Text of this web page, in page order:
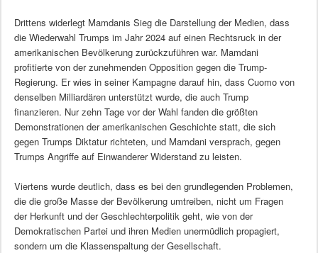
Drittens widerlegt Mamdanis Sieg die Darstellung der Medien, dass
die Wiederwahl Trumps im Jahr 2024 auf einen Rechtsruck in der
amerikanischen Bevölkerung zurückzuführen war. Mamdani
profitierte von der zunehmenden Opposition gegen die Trump-
Regierung. Er wies in seiner Kampagne darauf hin, dass Cuomo von
denselben Milliardären unterstützt wurde, die auch Trump
finanzieren. Nur zehn Tage vor der Wahl fanden die größten
Demonstrationen der amerikanischen Geschichte statt, die sich
gegen Trumps Diktatur richteten, und Mamdani versprach, gegen
Trumps Angriffe auf Einwanderer Widerstand zu leisten.
Viertens wurde deutlich, dass es bei den grundlegenden Problemen,
die die große Masse der Bevölkerung umtreiben, nicht um Fragen
der Herkunft und der Geschlechterpolitik geht, wie von der
Demokratischen Partei und ihren Medien unermüdlich propagiert,
sondern um die Klassenspaltung der Gesellschaft.